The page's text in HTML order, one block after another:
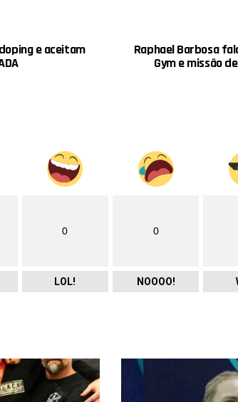
e aceitam
Raphael Barbosa
Gym e missão
0
LOL!
0
NOOOO!